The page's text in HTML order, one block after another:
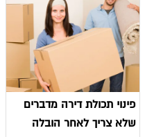
פינוי תכולת דירה מדברים
שלא צריך לאחר הובלה